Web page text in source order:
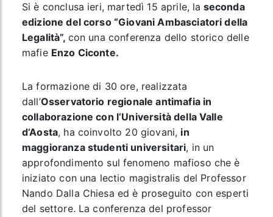
Si è conclusa ieri, martedì 15 aprile, la seconda
edizione del corso “Giovani Ambasciatori della
Legalità”, con una conferenza dello storico delle
mafie Enzo Ciconte.
La formazione di 30 ore, realizzata
dall’Osservatorio regionale antimafia in
collaborazione con l’Università della Valle
d’Aosta, ha coinvolto 20 giovani, in
maggioranza studenti universitari, in un
approfondimento sul fenomeno mafioso che è
iniziato con una lectio magistralis del Professor
Nando Dalla Chiesa ed è proseguito con esperti
del settore. La conferenza del professor